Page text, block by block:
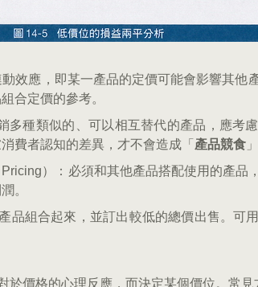
效應，即某一產品的定價可能會影響其他
合定價的參考。
多種類似的、可以相互替代的產品，應考
費者認知的差異，才不會造成「 產品競食
）：必須和其他產品搭配使用的產品
。
品組合起來，並訂出較低的總價出售。可
於價格的心理反應，而決定某個價位。常見